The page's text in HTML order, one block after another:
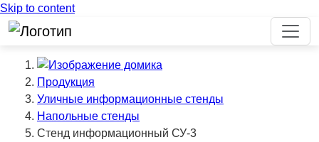
Skip to content
Продукция
Уличные информационные стенды
Напольные стенды
Стенд информационный СУ-3